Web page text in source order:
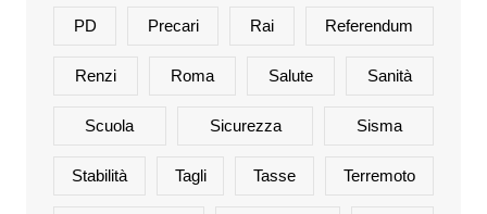
PD Precari Rai Referendum
Renzi Roma Salute Sanità
Scuola Sicurezza Sisma
Stabilità Tagli Tasse Terremoto